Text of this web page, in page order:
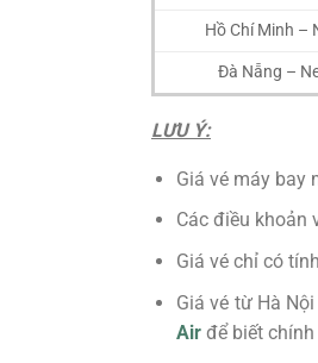
Hồ Chí Minh –
Đà Nẵng –
LƯU Ý:
Giá vé máy bay
Các điều khoản
Giá vé chỉ có
Giá vé từ Hà
Airđể biết chính